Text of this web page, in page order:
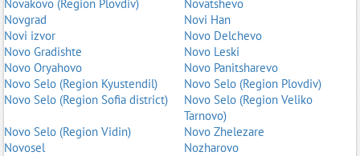
Novakovo (Region Plovdiv)
Novatshevo
Novgrad
Novi Han
Novi izvor
Novo Delchevo
Novo Gradishte
Novo Leski
Novo Oryahovo
Novo Panitsharevo
Novo Selo (Region Kyustendil)
Novo Selo (Region Plovdiv)
Novo Selo (Region Sofia district)
Novo Selo (Region Veliko
Tarnovo)
Novo Selo (Region Vidin)
Novo Zhelezare
Novosel
Nozharovo